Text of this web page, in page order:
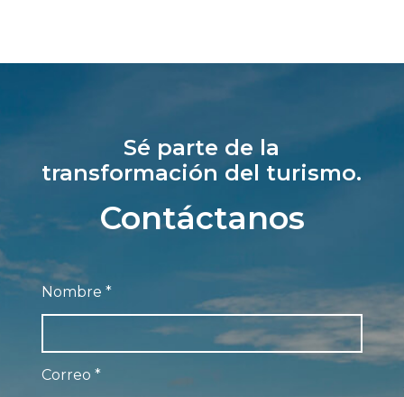
Sé parte de la
transformación del turismo.
Contáctanos
Nombre *
Correo *